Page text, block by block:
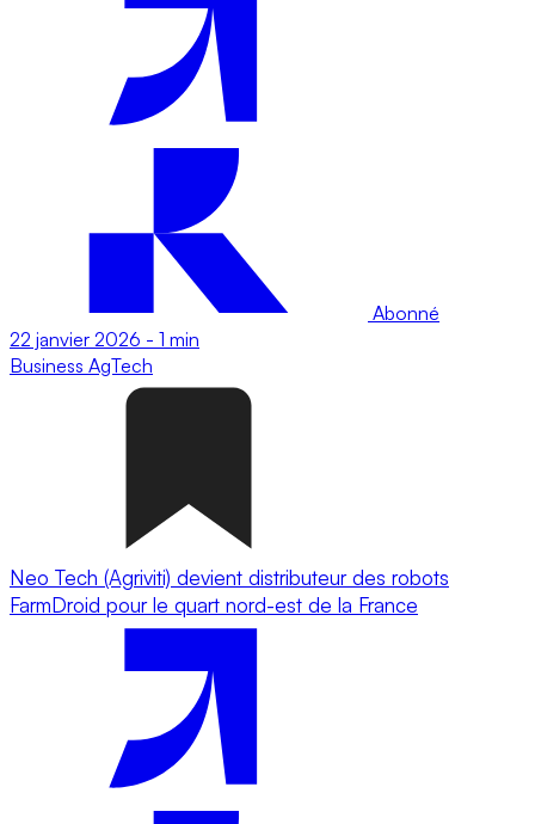
Abonné
22 janvier 2026 - 1 min
Business AgTech
Neo Tech (Agriviti) devient distributeur des robots
FarmDroid pour le quart nord-est de la France